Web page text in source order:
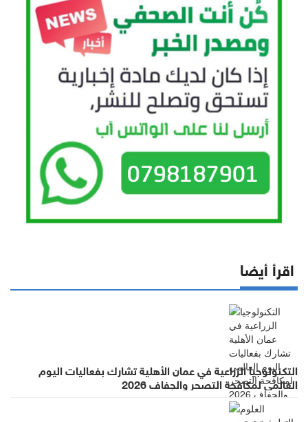
اقرأ أيضا
التكنولوجيا الزراعية في عمان الأهلية تشارك بفعاليات اليوم
العالمي لمكافحة التصحر والجفاف 2026